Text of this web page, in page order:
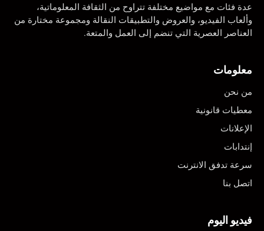
عدة فئات مع مواضيع مختلفة تتراوح من الثقافة المعلوماتية،
وألعاب الفيديو، والعروض والتطبيقات النقالة ومجموعة مختارة من
العناصر العصرية التي تنضم إلى العمل والمتعة.
معلومات
من نحن
معطيات قانونية
الإعلانات
إنتدابات
سرعة تدفق الانترنت
اتصل بنا
فيديو اليوم